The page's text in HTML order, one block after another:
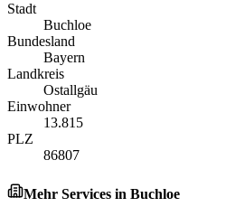
Stadt
Buchloe
Bundesland
Bayern
Landkreis
Ostallgäu
Einwohner
13.815
PLZ
86807
Mehr Services in Buchloe